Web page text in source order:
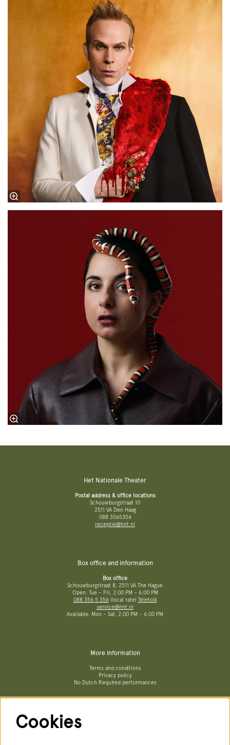
Het Nationale Theater
Postal address & office locations
Schouwburgstraat 10
2511 VA Den Haag
088 3565356
receptie@hnt.nl
Box office and information
Box office
Schouwburgstraat 8, 2511 VA The Hague
Open: Tue – Fri, 2:00 PM – 6:00 PM
088 356 5 356(local rate) Teletolk
service@hnt.nl
Available: Mon – Sat, 2:00 PM – 6:00 PM
More information
Terms and conditions
Privacy policy
No Dutch Required performances
Cookies